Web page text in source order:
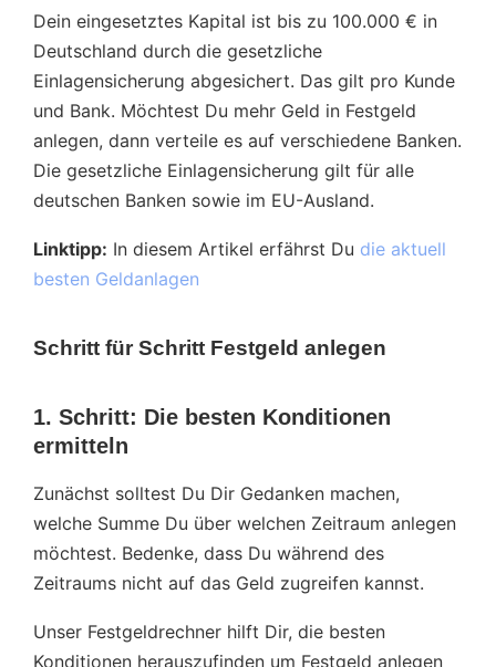
Dein eingesetztes Kapital ist bis zu 100.000 € in
Deutschland durch die gesetzliche
Einlagensicherung abgesichert. Das gilt pro Kunde
und Bank. Möchtest Du mehr Geld in Festgeld
anlegen, dann verteile es auf verschiedene Banken.
Die gesetzliche Einlagensicherung gilt für alle
deutschen Banken sowie im EU-Ausland.
Linktipp: In diesem Artikel erfährst Du die aktuell
besten Geldanlagen
Schritt für Schritt Festgeld anlegen
1. Schritt: Die besten Konditionen
ermitteln
Zunächst solltest Du Dir Gedanken machen,
welche Summe Du über welchen Zeitraum anlegen
möchtest. Bedenke, dass Du während des
Zeitraums nicht auf das Geld zugreifen kannst.
Unser Festgeldrechner hilft Dir, die besten
Konditionen herauszufinden um Festgeld anlegen